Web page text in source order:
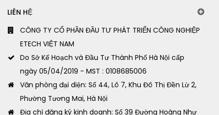
LIÊN HỆ
CÔNG TY CỔ PHẦN ĐẦU TƯ PHÁT TRIỂN CÔNG NGHIỆP
ETECH VIỆT NAM
Do Sở Kế Hoạch và Đầu Tư Thành Phố Hà Nội cấp
ngày 05/04/2019 - MST : 0108685006
Văn phòng đại diện: Số 44, Lô 7, Khu Đô Thị Đền Lừ 2,
Phường Tương Mai, Hà Nội
Địa chỉ đăng ký kinh doanh: Số 39 Đường Hoàng Như